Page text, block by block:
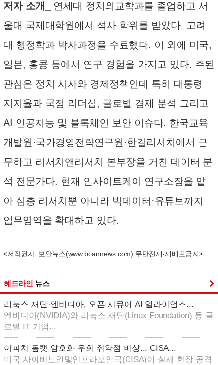
저자 소개_
연세대 정치외교학과를 졸업하고 서
울대 국제대학원에서 석사 학위를 받았다. 고려
대 행정학과 박사과정을 수료했다. 이 외에 미국,
일본, 홍콩 등에서 연구 경험을 가지고 있다. 주된
관심은 정치 시사와 경제정책인데 특히 대통령
지지율과 국정 리더십, 글로벌 경제 분석 그리고
AI 인공지능 및 블록체인 보안 이슈다. 한국교육
개발원·국가경영전략연구원·한길리서치에서 근
무하고 리서치앤리서치 본부장을 거친 데이터 분
석 전문가다. 현재 인사이트케이 연구소장을 맡
아 심층 리서치뿐 아니라 빅데이터·유튜브까지
업무영역을 확대하고 있다.
<저작권자: 보안뉴스(www.boannews.com) 무단전재-재배포금지>
헤드라인 뉴스
리눅스 재단·엔비디아, 오픈 시큐어 AI 얼라이언스...
엔비디아(NVIDIA)와 리눅스 재단(Linux Foundation) 등 글
로벌 IT 기업...
아파치 톰캣 암호화 우회 취약점 비상... CISA...
미국 사이버보안및인프라보안국(CISA)이 실제 현장 공격